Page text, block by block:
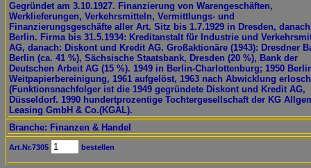
Gegründet am 3.10.1927. Finanzierung von Warengeschäften,
Werklieferungen, Verkehrsmitteln, Vermittlungs- und
Finanzierungsgeschäfte aller Art. Sitz bis 1.7.1929 in Dresden,
Berlin. Firma bis 31.5.1934: Kreditanstalt für Industrie und
AG, danach: Diskont und Kredit AG. Großaktionäre (1943): Dresdner
Berlin (ca. 41 %), Sächsische Staatsbank, Dresden (20 %), Bank der
Deutschen Arbeit AG (15 %). 1949 in Berlin-Charlottenburg; 1950
Weitpapierbereinigung, 1961 aufgelöst, 1963 nach Abwicklung
(Funktionsnachfolger ist die 1949 gegründete Diskont und Kredit AG,
Düsseldorf. 1990 hundertprozentige Tochtergesellschaft der KG
Leasing GmbH & Co.(KGAL).
Branche: Finanzen & Handel
Art.Nr.7305 bestellen